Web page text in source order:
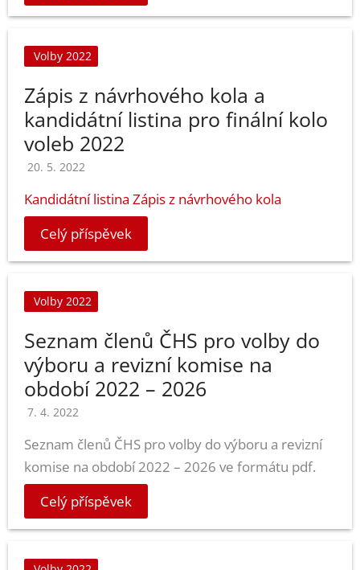
Volby 2022
Zápis z návrhového kola a
kandidátní listina pro finální kolo
voleb 2022
20. 5. 2022
Kandidátní listina Zápis z návrhového kola
Celý příspěvek
Volby 2022
Seznam členů ČHS pro volby do
výboru a revizní komise na
období 2022 – 2026
7. 4. 2022
Seznam členů ČHS pro volby do výboru a revizní
komise na období 2022 – 2026 ve formátu pdf.
Celý příspěvek